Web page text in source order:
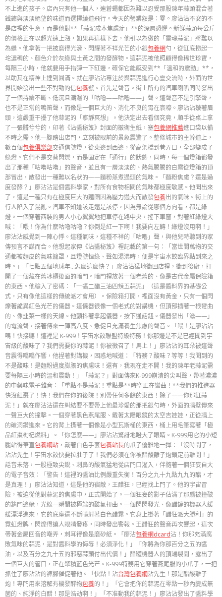
不上進的孩子。店內只有他一個人，連蒼蠅都因為難以忍受那股陳年蒜頭混合著
鐵鏽與淡淡絕望的味道而選擇繞道飛行。今天的營業額是：零。廖沾沾不安的不
是店裡的生意，而是他對**「蒜泥成本焦慮症」**的深層恐懼。新鮮蒜頭每公斤
的價格正在以超光速上漲，如果再這樣下去，他引以為傲的「靈魂蒜泥」將難以
為繼。他拿著一把被磨得光滑、閃耀著不祥光芒的小銀包養網勺，從缸底撈起一
坨濃稠的、顏色介於灰綠與土黃之間的發酵物。這蒜泥被他照顧得像稀世珍寶，
每隔三小時，他就要用手指彈一下缸邊，確保它能感受到**「溫和的震動」**，
以助其在精神上達到圓滿。就在廖沾沾專注於與蒜泥進行心靈交流時，外面的世
界開始發出一些不對勁的信包養號。首先是聲音。街上所有的汽車喇叭同時發出
了一個持續不斷、低沉且潮濕的「咕嚕——咕嚕——」聲。這聲音不是引擎聲，
也不是正常的鳴笛聲，而像是一個巨大的、消化不良的胃在哀嚎。廖沾沾皺著眉
頭，這嚴重干擾了他蒜泥的「寧靜冥想」。他決定出去看個究竟，順手從桌上拿
了一張髒兮兮的，印著《沾醬秘笈》封面的皺衛生紙，塞包養網推薦進口袋以備
不時之需。他一腳踏出店門，立刻被眼前的景象震驚了。整條城市的主幹道上，
數百個包養俱樂部交通信號燈，從東邊到西邊，從高架橋到巷弄口，全部變成了
綠燈。它們不是交替閃爍，而是固定在「通行」的狀態，同時，每一個燈箱都發
出了那種「咕嚕咕嚕」的聲音，並且有一層淡淡的、熱氣騰騰的白霧從燈箱的頂
部冒出，散發出一種難以名狀的——麵粉蒸煮過頭的氣味。「麵粉焦慮？還是過
度發酵？」廖沾沾是個醬料學家，對所有食物相關的氣味都極度敏感。他聞出來
了，這是一種只有在極度巨大的麵團因為壓力過大而散發包養出的氣味。街上的
行人陷入了混亂。汽車不知道該走還是該停，因為無論從哪個方向看，都是綠
燈。一個穿著西裝的男人小心翼翼地把車停在路中央，搖下車窗，對著紅綠燈大
喊：「喂！你為什麼咕嚕咕嚕？你倒是紅一下啊！我要向左轉！綠燈沒用啊！」
廖沾沾感覺到一陣心悸。這種氣味，這種不祥的「咕嚕」聲，與他兒時聽到的家
傳預言不謀而合。他想起家傳《沾醬秘笈》裡記載的第一句：「當世間萬物的交
通都被麵皮的氣味籠罩，且燈號恒綠、聲如湯沸時，便是宇宙水餃臨界點到來之
時。」「七點五個地球年…怎麼這麼快？」廖沾沾猛地衝回店裡，衝到後廚，打
開了一個藏在舊冰櫃後面的暗門。暗門裡放著一個老舊的、像是古代金屬保險箱
的東西。他輸入了密碼：「一醬二醋三油四辣五蒜泥」（這是醬料界的基礎公
式，只有像他這樣的傳統派才會用）。保險箱打開，裡面沒有黃金，只有一個閃
爍著詭異紅色光芒的儀器。這儀器很像一個老式的對講機，但頂部插著一根彎曲
的、像韭菜一樣的天線。他顫抖著拿起儀器，按下通話鈕。儀器發出「滋——」
的電流聲，接著傳來一陣高八度、急促且充滿養生焦慮的聲音。「喂！是廖沾沾
嗎！快接聽！這裡是 K-999！宇宙水餃聯盟特級特務！你那邊是不是已經聞到宇
宙級的酸味了？我們需要你的蒜泥！你被徵召了！馬上！」廖沾沾的耳朵被這聲
音震得嗡嗡作響，他捏著對講機，困惑地喊道：「特務？酸味？等等！我聞到的
不是酸味！是麵粉過度膨脹的焦慮味！還有，我現在走不開！我的陳年老蒜泥需
要每隔三小時的溫和震動！」「蒜泥？」對面傳來K-999崩潰的尖叫聲，帶著濃濃
的中藥味電子雜音：「重點不是蒜泥！重點是**時空正在彎曲！**我們的推進器
快沒紅棗了！快！我們在你的後院！別帶任何多餘的東西！除了——你那缸蒜
泥！」就在廖沾沾還在糾結要不要帶上他最珍愛的那把銀勺時，外面的牆壁傳來
一聲巨大的撞擊。一個穿著黑色燕尾服、戴著太陽眼鏡的太空吉娃娃，正從牆上
的破洞鑽進來。它的背上揹著一個像是小型瓦斯桶的東西，桶上用毛筆寫著「極
品紅棗枸杞燃料」。「你怎麼——」廖沾沾驚訝地瞪大了眼睛。K-999用它的小短
腿站得筆直包養網站 ，戴著白色手套包養站長的爪子優雅地一揮：「沒時間了，
沾沾先生！宇宙水餃快要拉肚子了！我們必須在你被醋酸離子炮鎖定前離開！」
話音未落，一股極致尖銳、刺鼻的酸氣猛地從店門口灌入，伴隨著一個狂妄自大
的電子音效：「警告！這裡的醬油比例嚴重失衡！百分之九十九點九九的醋，才
是真理！」廖沾沾知道，這是他的宿敵，王醋狂，已經找上門了。他的宇宙冒
險，被迫從他對蒜泥的焦慮中，正式開始了。一個狂妄的影子佔滿了那扇被撞破
的牆門邊緣，光線一瞬間被極端的酸氣扭曲。一個閃閃發光、像醋罐的機器人緩
緩漂浮進來，它的底座還不斷噴射著白色醋霧。它身上掛著「醋狂派大勝利」的
霓虹燈牌，閃爍得讓人眼睛發疼，同時發出警報。王醋狂的聲音再次響起，這次
帶著金屬回音的嘲弄，刺耳得像是磨砂紙。「廖沾包養網dcard沾！你那充滿腐
敗氣味的蒜泥，是對醬料學的侮辱！必須淨化！」「你將為你那百分之五的醬
油，以及百分之九十五的邪惡蒜頭付出代價！」醋罐機器人的頂端裂開，露出了
一個巨大的管口，正在聚積藍色光芒。K-999特務用它穿著燕尾服的小爪子，一把
抓住了廖沾沾的褲腳催促著他。「快點！沾台灣包養網沾先生！那是醋酸離子
炮！專門用來溶解有機發酵物包養的！」「它會把你的蒜泥在零點一秒內變成無
菌的、純淨的白醋！那是浩劫啊！」「不准動我的蒜泥！」廖沾沾發出了醬料學